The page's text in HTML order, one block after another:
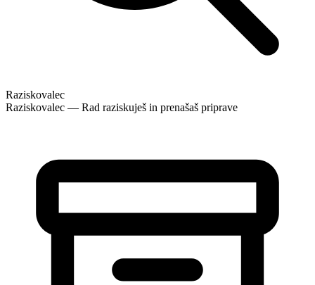
Raziskovalec
Raziskovalec — Rad raziskuješ in prenašaš priprave